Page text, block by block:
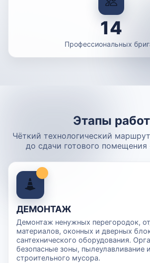
14
Профессиональных
Этапы работ
Чёткий технологический
до сдачи готового помещения
ДЕМОНТАЖ
Демонтаж ненужных перегородок,
материалов, оконных и дверных
сантехнического оборудования.
безопасные зоны, пылеулавливание
строительного мусора.